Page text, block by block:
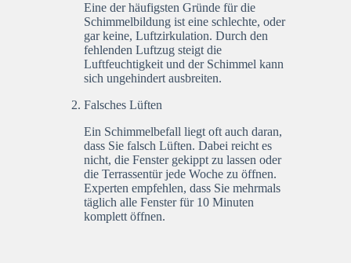
Eine der häufigsten Gründe für die
Schimmelbildung ist eine schlechte, oder
gar keine, Luftzirkulation. Durch den
fehlenden Luftzug steigt die
Luftfeuchtigkeit und der Schimmel kann
sich ungehindert ausbreiten.
Falsches Lüften
Ein Schimmelbefall liegt oft auch daran,
dass Sie falsch Lüften. Dabei reicht es
nicht, die Fenster gekippt zu lassen oder
die Terrassentür jede Woche zu öffnen.
Experten empfehlen, dass Sie mehrmals
täglich alle Fenster für 10 Minuten
komplett öffnen.